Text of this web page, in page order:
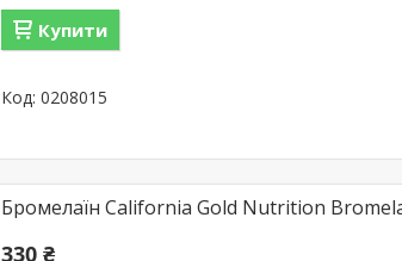
Купити
0208015
Бромелаїн California Gold Nutrition
330 ₴